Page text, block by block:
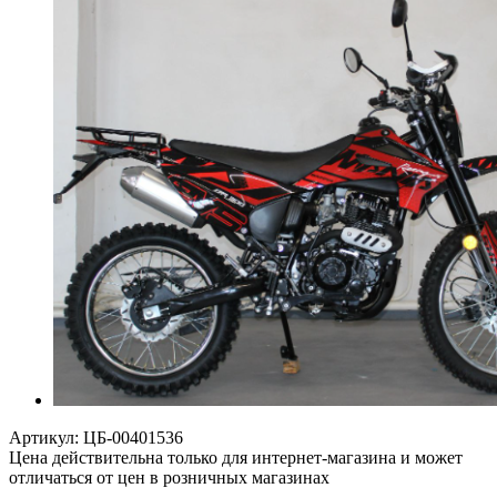
Артикул: ЦБ-00401536
Цена действительна только для интернет-магазина и может
отличаться от цен в розничных магазинах